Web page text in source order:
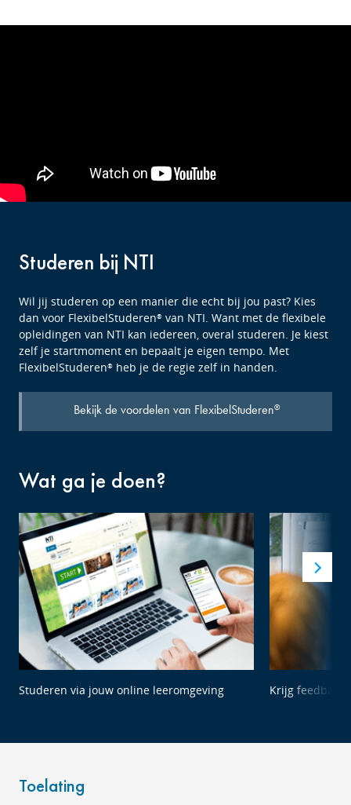
Studeren bij NTI
Wil jij studeren op een manier die echt bij jou past? Kies
dan voor FlexibelStuderen® van NTI. Want met de flexibele
opleidingen van NTI kan iedereen, overal studeren. Je kiest
zelf je startmoment en bepaalt je eigen tempo. Met
FlexibelStuderen® heb je de regie zelf in handen.
Bekijk de voordelen van FlexibelStuderen®
Wat ga je doen?
Studeren via jouw online leeromgeving Krijg feedback
Toelating